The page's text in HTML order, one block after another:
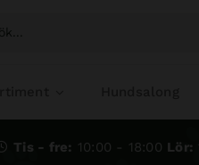
Tis - fre: 10:00 - 18:00 Lör: